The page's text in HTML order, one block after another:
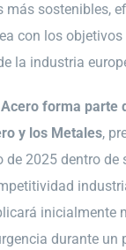
más sostenibles,
con los objetivos
la industria
forma parte
y los Metales,
de 2025 dentro de
inicialmente
durante un